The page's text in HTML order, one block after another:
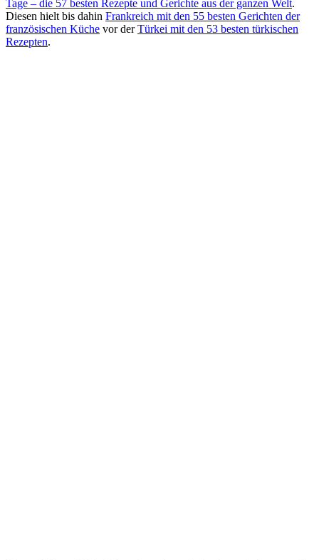
Tage – die 57 besten Rezepte und Gerichte aus der ganzen Welt.
Diesen hielt bis dahin Frankreich mit den 55 besten Gerichten der
französischen Küche vor derTürkei mit den 53 besten türkischen
Rezepten.